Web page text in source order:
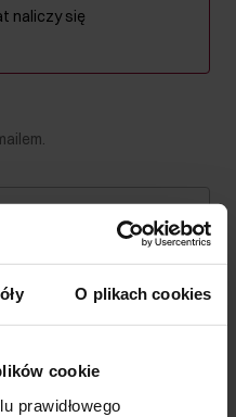
O plikach cookies
cookie
prawidłowego
naliczy się